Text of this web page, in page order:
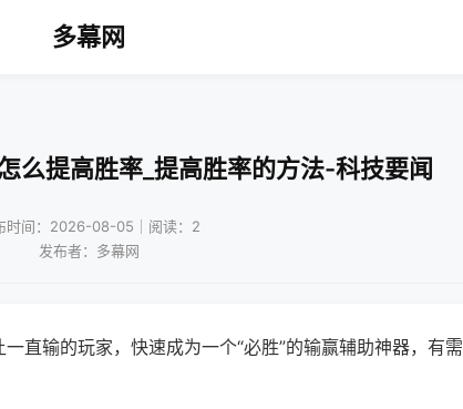
多幕网
么提高胜率_提高胜率的方法-科技要闻
时间：2026-08-05｜阅读：2
发布者：多幕网
直输的玩家，快速成为一个“必胜”的输赢辅助神器，有需